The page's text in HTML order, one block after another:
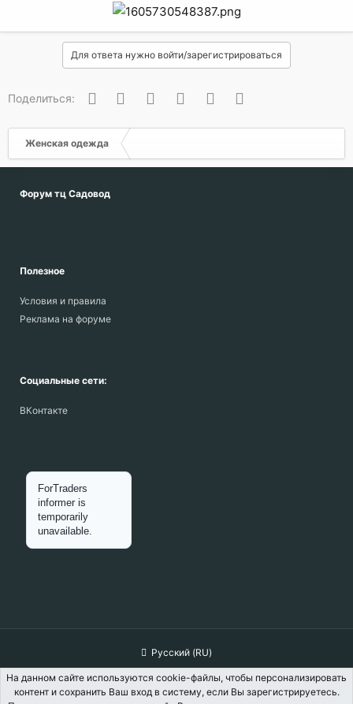
Для ответа нужно войти/зарегистрироваться
Поделиться: ВконтактеОдноклассники
Facebook
Twitter WhatsApp
Женская одежда
Форум тц Садовод
Полезное
Условия и правила
Реклама на форуме
Социальные сети:
ВКонтакте
Русский (RU)
Обратная связь
Условия и правила
Политика конфиденциальности
Помощь Главная
На данном сайте используются cookie-файлы, чтобы персонализировать
контент и сохранить Ваш вход в систему, если Вы зарегистрируетесь.